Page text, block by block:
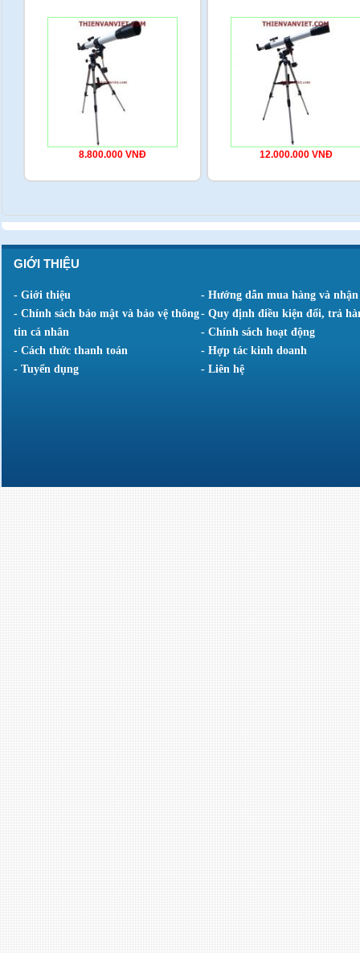
8.800.000 VNĐ 12.000.000 VNĐ
GIỚI THIỆU
- Giới thiệu
- Hướng dẫn mua hàng và
- Chính sách bảo mật và bảo vệ thông
tin cá nhân
- Quy định điều kiện đổi, trả
- Chính sách hoạt động
- Cách thức thanh toán
- Hợp tác kinh doanh
- Tuyển dụng
- Liên hệ